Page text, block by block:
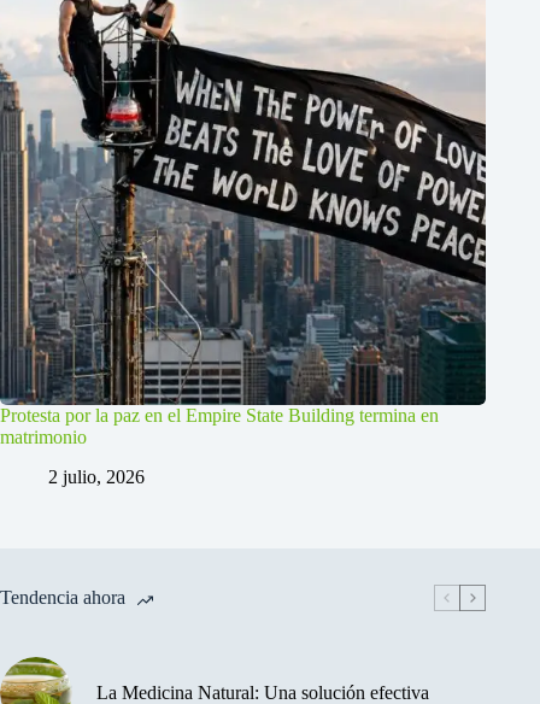
Protesta por la paz en el Empire State Building termina en
matrimonio
2 julio, 2026
Tendencia ahora
La Medicina Natural: Una solución efectiva